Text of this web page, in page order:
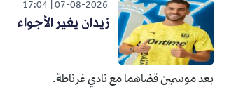
07-08-2026
17:04
زيدان يغير الأجواء
بعد موسمين قضاهما مع نادي غرناطة.